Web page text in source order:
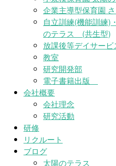
企業主導型保育園
自立訓練(機能訓練
のテラス (共生型)
放課後等デイサー
教室
研究開発部
電子書籍出版
会社概要
会社理念
研究活動
研修
リクルート
ブログ
太陽のテラス